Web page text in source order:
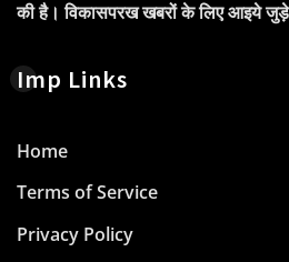
की है। विकासपरख खबरों के लिए आइये जुड़े
Imp Links
Home
Terms of Service
Privacy Policy